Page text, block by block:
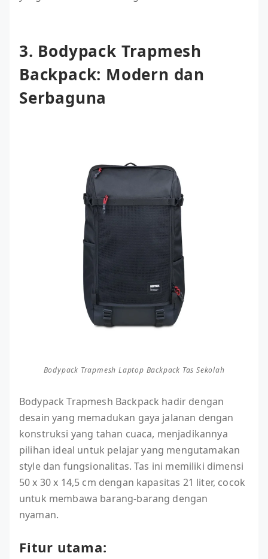
3. Bodypack Trapmesh
Backpack: Modern dan
Serbaguna
Bodypack Trapmesh Laptop Backpack Tas Sekolah
Bodypack Trapmesh Backpack hadir dengan
desain yang memadukan gaya jalanan dengan
konstruksi yang tahan cuaca, menjadikannya
pilihan ideal untuk pelajar yang mengutamakan
style dan fungsionalitas. Tas ini memiliki dimensi
50 x 30 x 14,5 cm dengan kapasitas 21 liter, cocok
untuk membawa barang-barang dengan
nyaman.
Fitur utama: